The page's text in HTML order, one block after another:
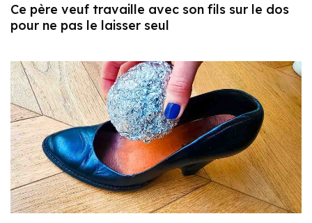
Ce père veuf travaille avec son fils sur le dos
pour ne pas le laisser seul